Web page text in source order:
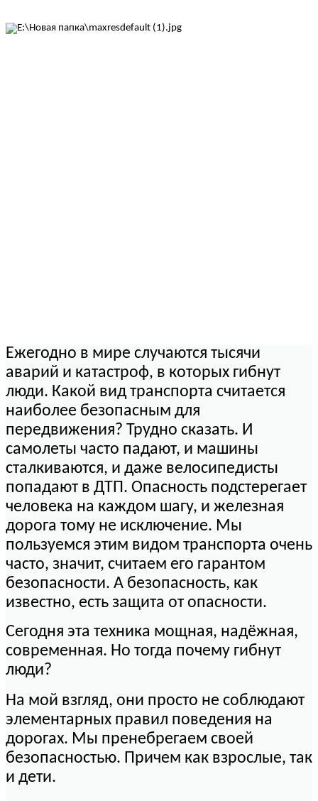
Ежегодно в мире случаются тысячи
аварий и катастроф, в которых гибнут
люди. Какой вид транспорта считается
наиболее безопасным для
передвижения? Трудно сказать. И
самолеты часто падают, и машины
сталкиваются, и даже велосипедисты
попадают в ДТП. Опасность подстерегает
человека на каждом шагу, и железная
дорога тому не исключение. Мы
пользуемся этим видом транспорта очень
часто, значит, считаем его гарантом
безопасности. А безопасность, как
известно, есть защита от опасности.
Сегодня эта техника мощная, надёжная,
современная. Но тогда почему гибнут
люди?
На мой взгляд, они просто не соблюдают
элементарных правил поведения на
дорогах. Мы пренебрегаем своей
безопасностью. Причем как взрослые, так
и дети.